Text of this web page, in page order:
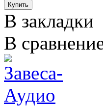
В закладки
В